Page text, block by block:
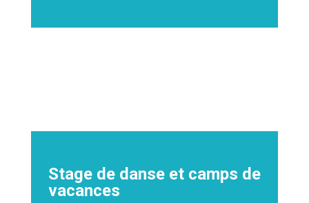
Stage de danse et camps de
vacances